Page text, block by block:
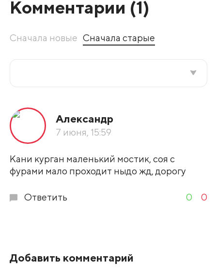
Комментарии (1)
Сначала новые Сначала старые
По рейтингу
Развернуть все
Александр
7 июня, 15:59
Кани курган маленький мостик, соя с
фурами мало проходит ныдо жд, дорогу
Ответить 0 0
Добавить комментарий